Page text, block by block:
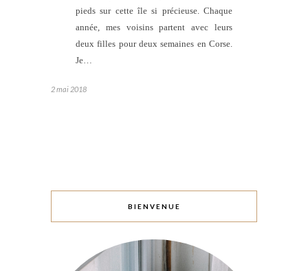
pieds sur cette île si précieuse. Chaque
année, mes voisins partent avec leurs
deux filles pour deux semaines en Corse.
Je…
2 mai 2018
BIENVENUE